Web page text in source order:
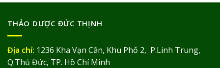
THẢO DƯỢC ĐỨC THỊNH
Địa chỉ: 1236 Kha Vạn Cân, Khu Phố 2, P.Linh Trung,
Q.Thủ Đức, TP. Hồ Chí Minh